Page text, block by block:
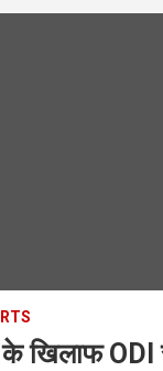
खिलाफ